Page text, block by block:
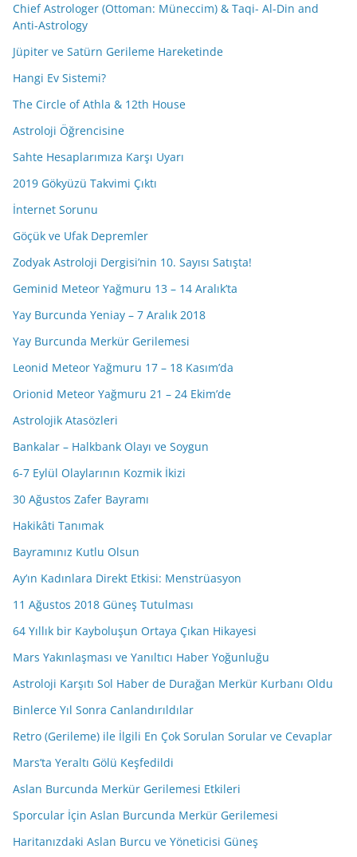
Chief Astrologer (Ottoman: Müneccim) & Taqi- Al-Din and
Anti-Astrology
Jüpiter ve Satürn Gerileme Hareketinde
Hangi Ev Sistemi?
The Circle of Athla & 12th House
Astroloji Öğrencisine
Sahte Hesaplarımıza Karşı Uyarı
2019 Gökyüzü Takvimi Çıktı
İnternet Sorunu
Göçük ve Ufak Depremler
Zodyak Astroloji Dergisi’nin 10. Sayısı Satışta!
Geminid Meteor Yağmuru 13 – 14 Aralık’ta
Yay Burcunda Yeniay – 7 Aralık 2018
Yay Burcunda Merkür Gerilemesi
Leonid Meteor Yağmuru 17 – 18 Kasım’da
Orionid Meteor Yağmuru 21 – 24 Ekim’de
Astrolojik Atasözleri
Bankalar – Halkbank Olayı ve Soygun
6-7 Eylül Olaylarının Kozmik İkizi
30 Ağustos Zafer Bayramı
Hakikâti Tanımak
Bayramınız Kutlu Olsun
Ay’ın Kadınlara Direkt Etkisi: Menstrüasyon
11 Ağustos 2018 Güneş Tutulması
64 Yıllık bir Kayboluşun Ortaya Çıkan Hikayesi
Mars Yakınlaşması ve Yanıltıcı Haber Yoğunluğu
Astroloji Karşıtı Sol Haber de Durağan Merkür Kurbanı Oldu
Binlerce Yıl Sonra Canlandırıldılar
Retro (Gerileme) ile İlgili En Çok Sorulan Sorular ve Cevaplar
Mars’ta Yeraltı Gölü Keşfedildi
Aslan Burcunda Merkür Gerilemesi Etkileri
Sporcular İçin Aslan Burcunda Merkür Gerilemesi
Haritanızdaki Aslan Burcu ve Yöneticisi Güneş